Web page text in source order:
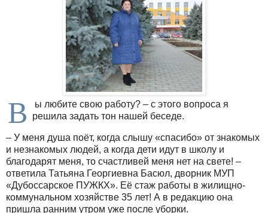
В
ы любите свою работу? – с этого вопроса я
решила задать тон нашей беседе.
– У меня душа поёт, когда слышу «спасибо» от знакомых
и незнакомых людей, а когда дети идут в школу и
благодарят меня, то счастливей меня нет на свете! –
ответила Татьяна Георгиевна Басюл, дворник МУП
«Дубоссарское ПУЖКХ». Её стаж работы в жилищно-
коммунальном хозяйстве 35 лет! А в редакцию она
пришла ранним утром уже после уборки.